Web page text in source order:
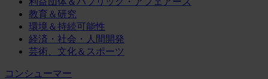
教育＆研究
環境＆持続可能性
経済・社会・人間開発
芸術、文化＆スポーツ
コンシューマー